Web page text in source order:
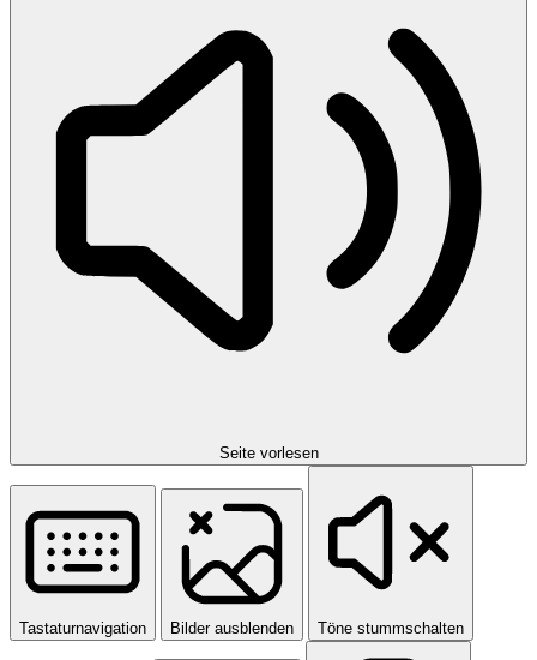
Seite vorlesen
Tastaturnavigation Bilder ausblenden Töne stummschalten